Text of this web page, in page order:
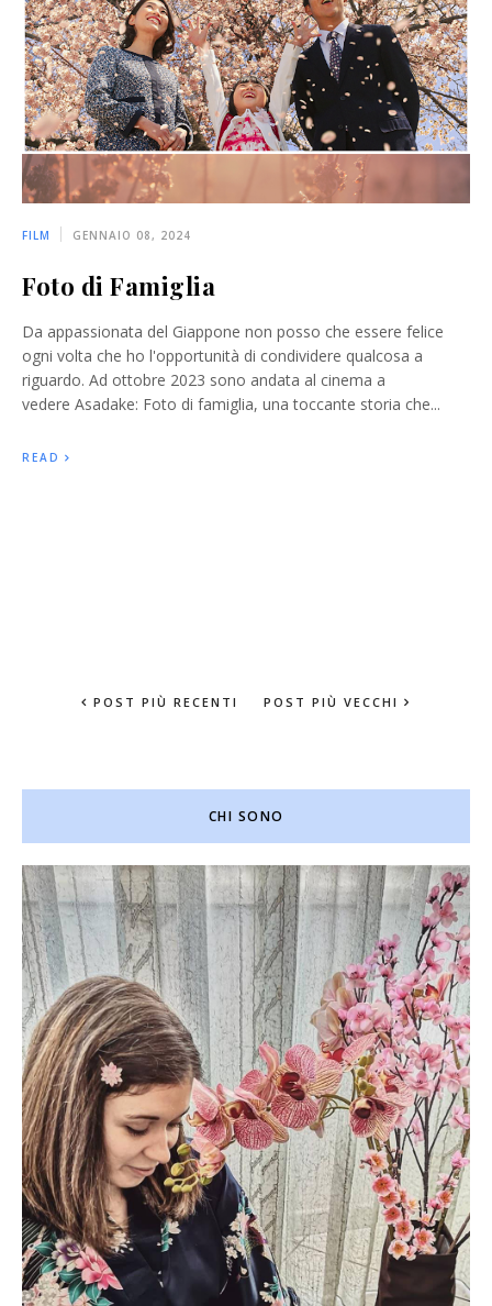
FILM GENNAIO 08, 2024
Foto di Famiglia
Da appassionata del Giappone non posso che essere felice
ogni volta che ho l'opportunità di condividere qualcosa a
riguardo. Ad ottobre 2023 sono andata al cinema a
vedere Asadake: Foto di famiglia, una toccante storia che...
READ
POST PIÙ RECENTI POST PIÙ VECCHI
CHI SONO